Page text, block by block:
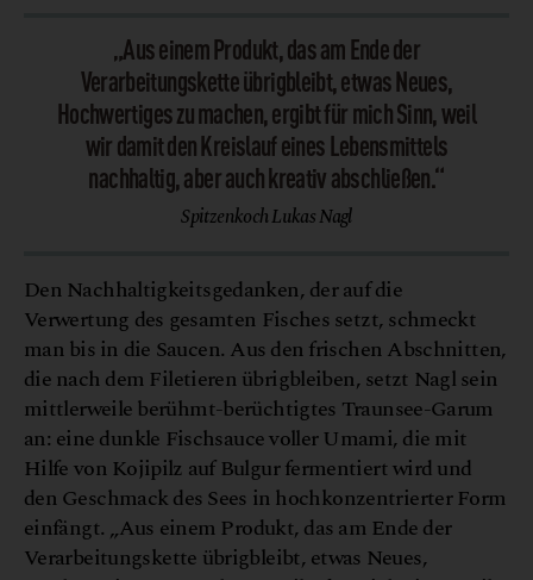
„Aus einem Produkt, das am Ende der
Verarbeitungskette übrigbleibt, etwas Neues,
Hochwertiges zu machen, ergibt für mich Sinn, weil
wir damit den Kreislauf eines Lebensmittels
nachhaltig, aber auch kreativ abschließen.“
Spitzenkoch Lukas Nagl
Den Nachhaltigkeitsgedanken, der auf die
Verwertung des gesamten Fisches setzt, schmeckt
man bis in die Saucen. Aus den frischen Abschnitten,
die nach dem Filetieren übrigbleiben, setzt Nagl sein
mittlerweile berühmt-berüchtigtes Traunsee-Garum
an: eine dunkle Fischsauce voller Umami, die mit
Hilfe von Kojipilz auf Bulgur fermentiert wird und
den Geschmack des Sees in hochkonzentrierter Form
einfängt. „Aus einem Produkt, das am Ende der
Verarbeitungskette übrigbleibt, etwas Neues,